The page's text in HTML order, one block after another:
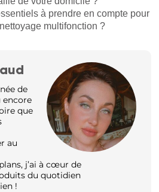
à prendre en compte pour
multifonction ?
de
encore
que
au
j’ai à cœur de
du quotidien
!